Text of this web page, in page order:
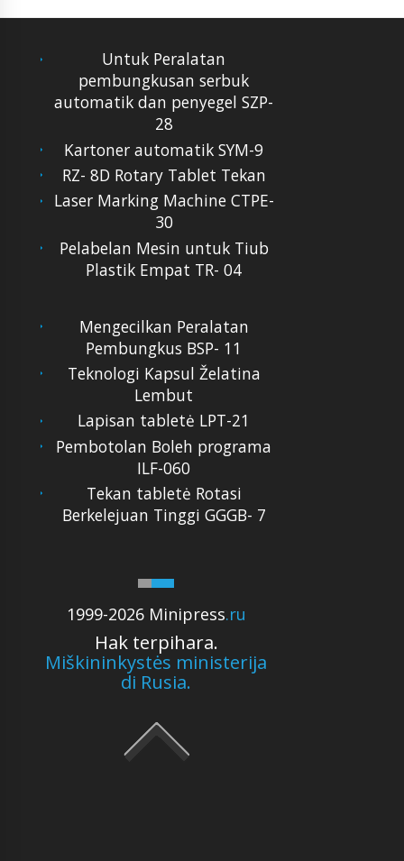
Untuk Peralatan
pembungkusan serbuk
automatik dan penyegel SZP-
28
Kartoner automatik SYM-9
RZ- 8D Rotary Tablet Tekan
Laser Marking Machine CTPE-
30
Pelabelan Mesin untuk Tiub
Plastik Empat TR- 04
1999-2026 Minipress.ru
Hak terpihara.
Miškininkystės ministerija
di Rusia.
Mengecilkan Peralatan
Pembungkus BSP- 11
Teknologi Kapsul Želatina
Lembut
Lapisan tabletė LPT-21
Pembotolan Boleh programa
ILF-060
Tekan tabletė Rotasi
Berkelejuan Tinggi GGGB- 7